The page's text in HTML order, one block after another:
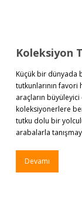
Koleksiyon
Küçük bir dünyada
tutkunlarının
araçların
koleksiyonerlere
tutku dolu bir
arabalarla
Devamı